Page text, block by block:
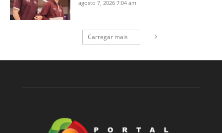
agosto 7, 2026 7:04 am
Carregar mais